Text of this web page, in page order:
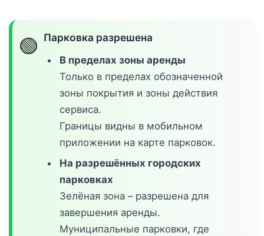
🟢 Парковка разрешена
В пределах зоны аренды
Только в пределах обозначенной
зоны покрытия и зоны действия
сервиса.
Границы видны в мобильном
приложении на карте парковок.
На разрешённых городских
парковках
Зелёная зона – разрешена для
завершения аренды.
Муниципальные парковки, где